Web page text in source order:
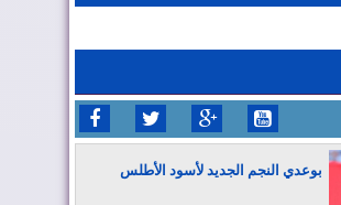
بوعدي النجم الجديد لأسود الأطلس